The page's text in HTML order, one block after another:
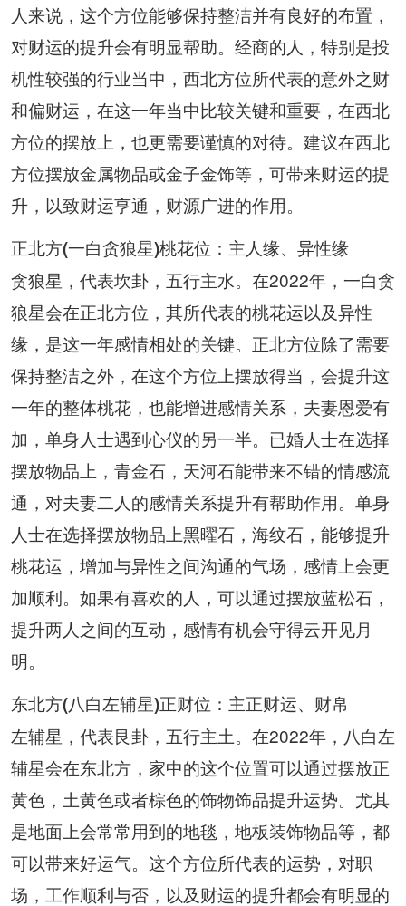
人来说，这个方位能够保持整洁并有良好的布置，
对财运的提升会有明显帮助。经商的人，特别是投
机性较强的行业当中，西北方位所代表的意外之财
和偏财运，在这一年当中比较关键和重要，在西北
方位的摆放上，也更需要谨慎的对待。建议在西北
方位摆放金属物品或金子金饰等，可带来财运的提
升，以致财运亨通，财源广进的作用。
正北方(一白贪狼星)桃花位：主人缘、异性缘
贪狼星，代表坎卦，五行主水。在2022年，一白贪
狼星会在正北方位，其所代表的桃花运以及异性
缘，是这一年感情相处的关键。正北方位除了需要
保持整洁之外，在这个方位上摆放得当，会提升这
一年的整体桃花，也能增进感情关系，夫妻恩爱有
加，单身人士遇到心仪的另一半。已婚人士在选择
摆放物品上，青金石，天河石能带来不错的情感流
通，对夫妻二人的感情关系提升有帮助作用。单身
人士在选择摆放物品上黑曜石，海纹石，能够提升
桃花运，增加与异性之间沟通的气场，感情上会更
加顺利。如果有喜欢的人，可以通过摆放蓝松石，
提升两人之间的互动，感情有机会守得云开见月
明。
东北方(八白左辅星)正财位：主正财运、财帛
左辅星，代表艮卦，五行主土。在2022年，八白左
辅星会在东北方，家中的这个位置可以通过摆放正
黄色，土黄色或者棕色的饰物饰品提升运势。尤其
是地面上会常常用到的地毯，地板装饰物品等，都
可以带来好运气。这个方位所代表的运势，对职
场，工作顺利与否，以及财运的提升都会有明显的